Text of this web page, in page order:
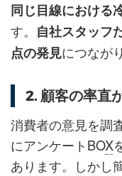
同じ目線における
す。 自社スタッフ
点の発見につなが
2. 顧客の率直
消費者の意見を調
にアンケートBOX
あります。しかし